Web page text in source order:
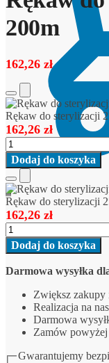
0
200m
162,26 zł
Add
to
Cart
Rękaw do sterylizacji
162,26 zł
ilość
Rękaw
do
sterylizacji
25cm
x
200m
Dodaj do koszyka
Add
to
Cart
Rękaw do sterylizacji
162,26 zł
ilość
Rękaw
do
sterylizacji
25cm
200m
Dodaj do koszyka
Darmowa wysyłka
Zwiększ zakupy
Realizacja na
Darmowa
Zamów powyżej
Gwarantujemy